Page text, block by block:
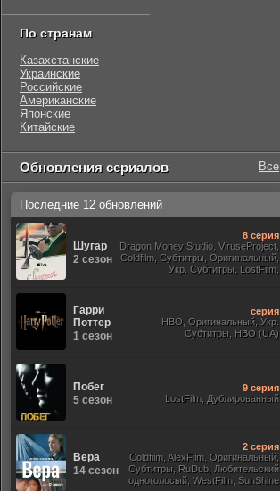
По странам
Казахстанские
Украинские
Российские
Американские
Японские
Китайские
Обновления сериалов Все
Последние 12 обновлений
Шугар
2 сезон
8 серия
Dragon Money Studio, ViruseProject,
Coldfilm, Субтитры, Оригинальный,
Укр. Субтитры, LostFilm,
Гарри
Поттер
1 сезон
серия
HBO, Оригинальный, Укр.
Субтитры, HBO (UA)
Побег
5 сезон
9 серия
LostFilm, Дублированный
Вера
14 сезон
2 серия
Coldfilm, AlexFilm, Оригинальный,
Субтитры, RuDub, Любительский
одноголосый, WestFilm, SunShine